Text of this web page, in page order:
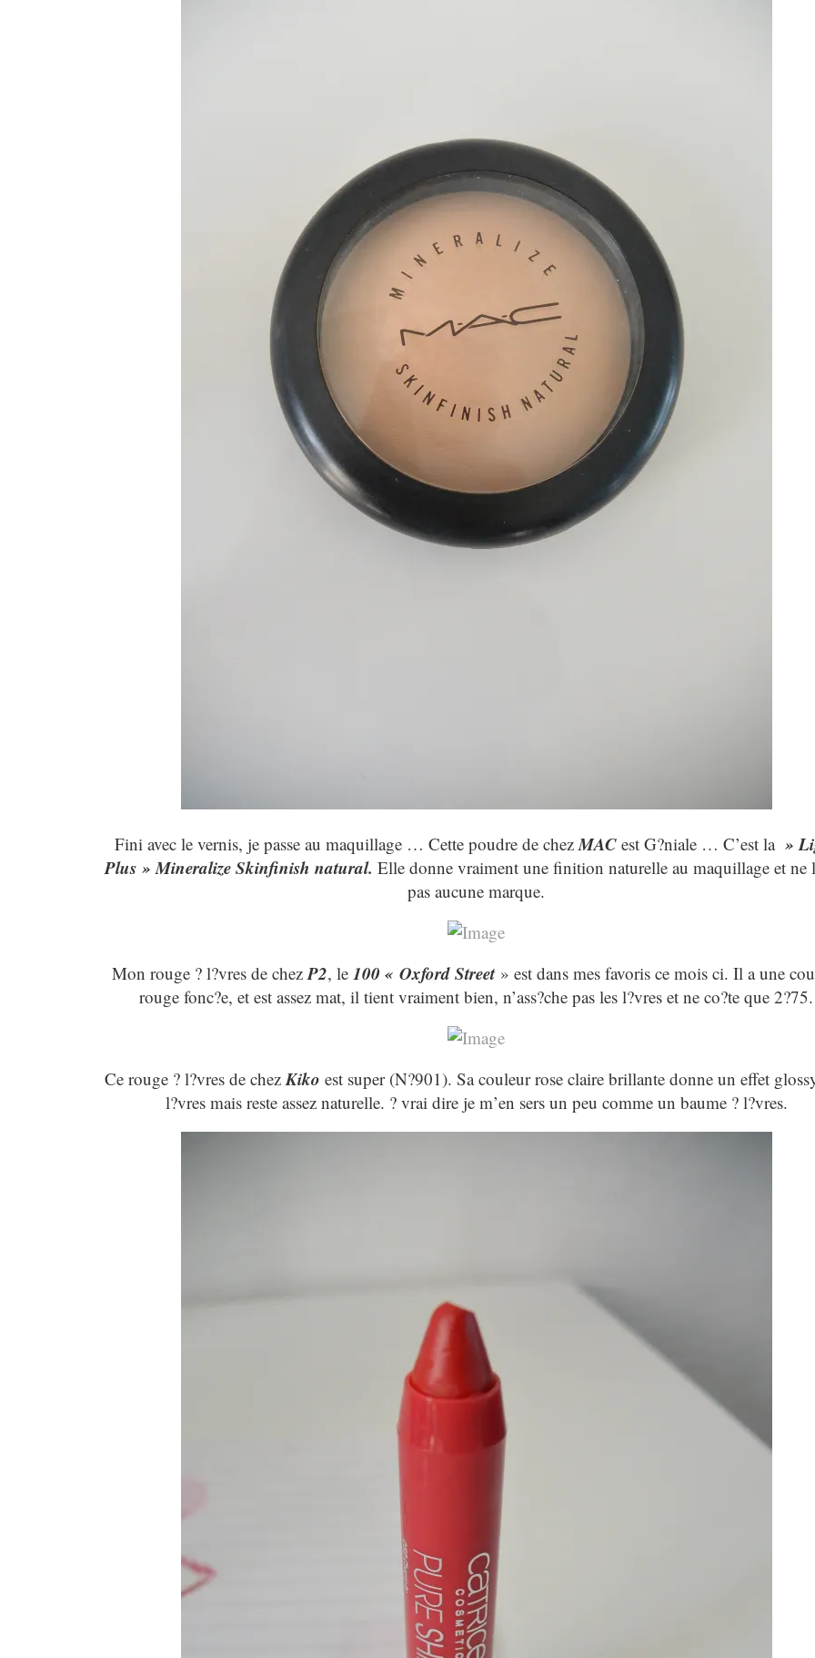
Fini avec le vernis, je passe au maquillage … Cette poudre de chezMAC est G?niale … C’est la»
Plus » Mineralize Skinfinish natural. Elle donne vraiment une finition naturelle au maquillage et ne
pas aucune marque.
Mon rouge ? l?vres de chezP2, le 100 « Oxford Street» est dans mes favoris ce mois ci. Il a une
rouge fonc?e, et est assez mat, il tient vraiment bien, n’ass?che pas les l?vres et ne co?te que 2?75.
Ce rouge ? l?vres de chezKiko est super (N?901). Sa couleur rose claire brillante donne un effet
l?vres mais reste assez naturelle. ? vrai dire je m’en sers un peu comme un baume ? l?vres.